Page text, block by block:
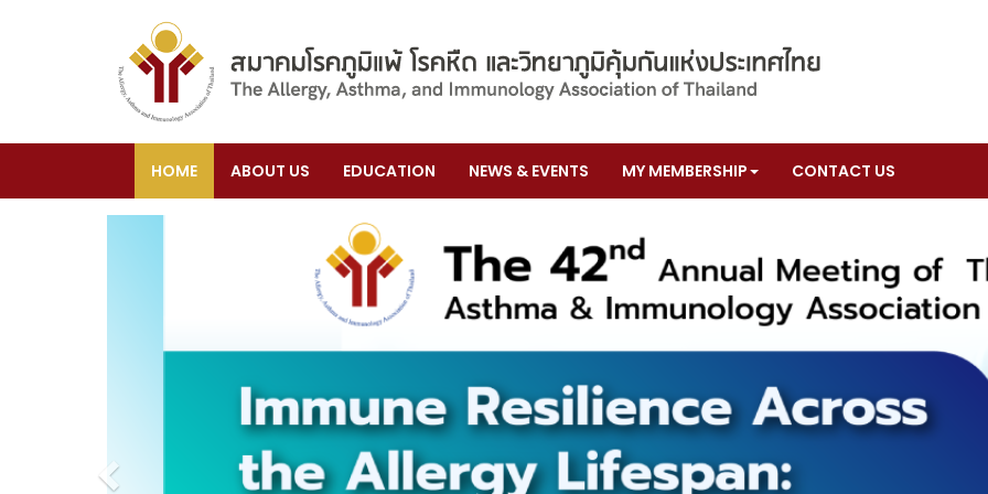
HOME ABOUT US EDUCATION NEWS & EVENTS MY MEMBERSHIP CONTACT US